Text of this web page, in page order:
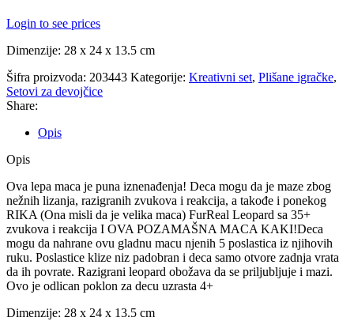
Login to see prices
Dimenzije: 28 x 24 x 13.5 cm
Šifra proizvoda: 203443 Kategorije: Kreativni set, Plišane igračke,
Setovi za devojčice
Share:
Opis
Opis
Ova lepa maca je puna iznenađenja! Deca mogu da je maze zbog
nežnih lizanja, razigranih zvukova i reakcija, a takođe i ponekog
RIKA (Ona misli da je velika maca) FurReal Leopard sa 35+
zvukova i reakcija I OVA POZAMAŠNA MACA KAKI!Deca
mogu da nahrane ovu gladnu macu njenih 5 poslastica iz njihovih
ruku. Poslastice klize niz padobran i deca samo otvore zadnja vrata
da ih povrate. Razigrani leopard obožava da se priljubljuje i mazi.
Ovo je odlican poklon za decu uzrasta 4+
Dimenzije: 28 x 24 x 13.5 cm